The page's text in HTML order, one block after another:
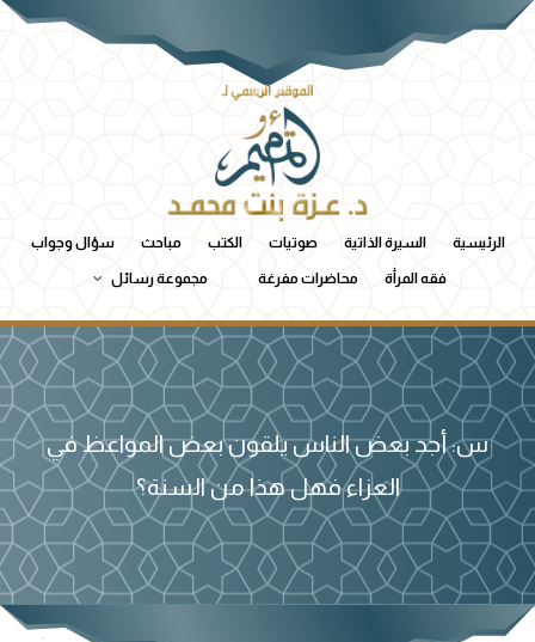
الرئيسية السيرة الذاتية صوتيات الكتب مباحث سؤال وجواب
فقه المرأة محاضرات مفرغة مجموعة رسائل
س: أجد بعض الناس يلقون بعض المواعظ في
العزاء فهل هذا من السنة؟